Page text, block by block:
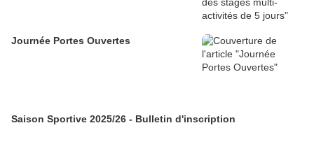
Journée Portes Ouvertes
Saison Sportive 2025/26 - Bulletin d'inscription